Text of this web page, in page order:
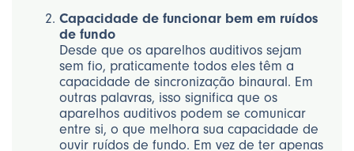
Capacidade de funcionar bem em ruídos
de fundo
Desde que os aparelhos auditivos sejam
sem fio, praticamente todos eles têm a
capacidade de sincronização binaural. Em
outras palavras, isso significa que os
aparelhos auditivos podem se comunicar
entre si, o que melhora sua capacidade de
ouvir ruídos de fundo. Em vez de ter apenas